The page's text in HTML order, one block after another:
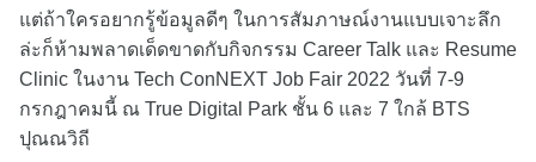
แต่ถ้าใครอยากรู้ข้อมูลดีๆ ในการสัมภาษณ์งานแบบเจาะลึก
ล่ะก็ห้ามพลาดเด็ดขาดกับกิจกรรม Career Talk และ Resume
Clinic ในงาน Tech ConNEXT Job Fair 2022 วันที่ 7-9
กรกฎาคมนี้ ณ True Digital Park ชั้น 6 และ 7 ใกล้ BTS
ปุณณวิถี